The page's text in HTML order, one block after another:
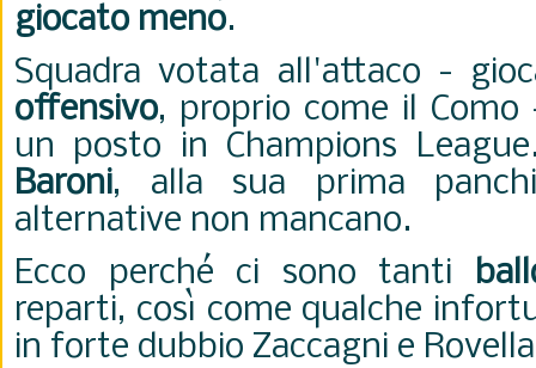
giocato meno.
Squadra votata all'attaco -
offensivo, proprio come il Como
un posto in Champions
Baroni, alla sua prima
alternative non mancano.
Ecco perché ci sono tanti
reparti, così come qualche
in forte dubbio Zaccagni e